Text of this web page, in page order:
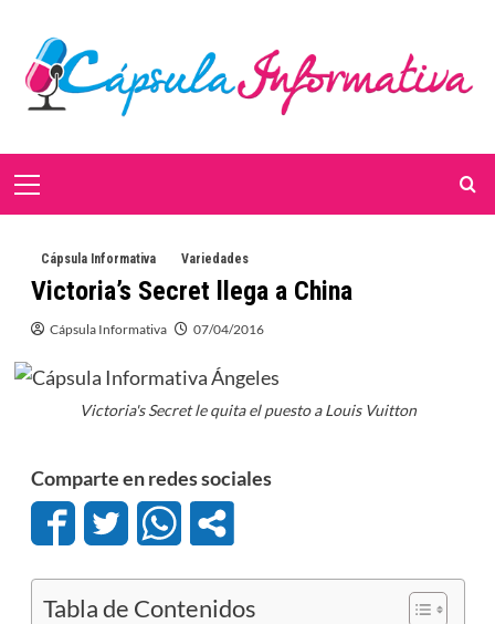
contenido
Menú
Cápsula Informativa Variedades
Victoria’s Secret llega a China
Cápsula Informativa 07/04/2016
Victoria's Secret le quita el puesto a Louis Vuitton
Comparte en redes sociales
Tabla de Contenidos